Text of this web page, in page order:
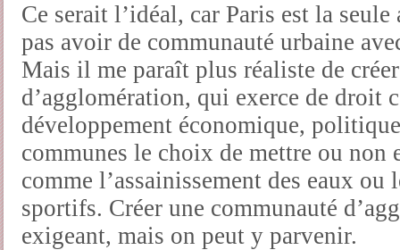
Ce serait l’idéal, car Paris est la
pas avoir de communauté urbaine
Mais il me paraît plus réaliste de
d’agglomération, qui exerce de droit
développement économique,
communes le choix de mettre ou non
comme l’assainissement des eaux
sportifs. Créer une communauté
exigeant, mais on peut y parvenir.